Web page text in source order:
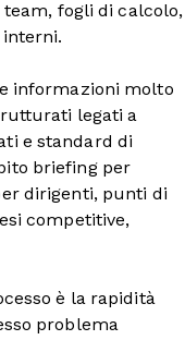
fogli di calcolo,
informazioni molto
legati a
e standard di
briefing per
dirigenti, punti di
competitive,
è la rapidità
problema